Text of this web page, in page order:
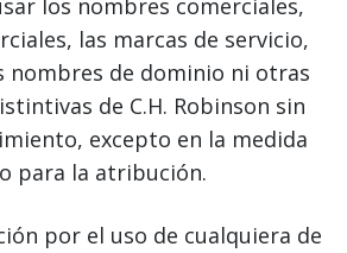
los nombres comerciales,
las marcas de servicio,
nombres de dominio ni otras
de C.H. Robinson sin
excepto en la medida
para la atribución.
por el uso de cualquiera de